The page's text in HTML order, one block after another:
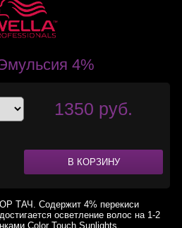
4%
1350 руб.
В КОРЗИНУ
ТАЧ. Содержит 4% перекиси
осветление волос на 1-2
Color Touch Sunlights.